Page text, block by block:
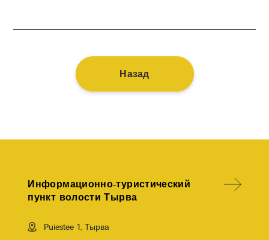
Назад
Информационно-туристический
пункт волости Тырва
Puiestee 1, Тырва